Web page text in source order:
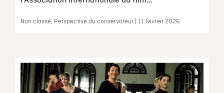
Non classé, Perspective du conservateur | 11 février 2026